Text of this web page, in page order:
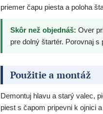
priemer čapu piesta a poloha
Skôr než objednáš: Over
pre dolný štartér. Porovnaj
Použitie a montáž
Demontuj hlavu a starý valec,
piest s čapom pripevni k ojnici